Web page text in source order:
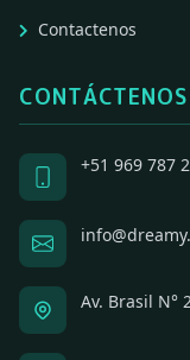
Contactenos
CONTÁCTENOS
+51 969 787
Av. Brasil N°